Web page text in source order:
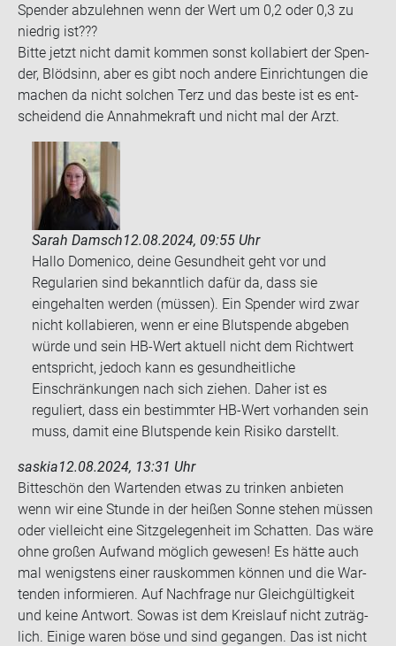
Spen­der ab­zu­leh­nen wenn der Wert um 0,2 oder 0,3 zu
nied­rig ist???
Bitte jetzt nicht damit kom­men sonst kol­la­biert der Spen­
der, Blöd­sinn, aber es gibt noch an­de­re Ein­rich­tun­gen die
ma­chen da nicht sol­chen Terz und das beste ist es ent­
schei­dend die An­nah­me­kraft und nicht mal der Arzt.
Sarah Damsch12.08.2024, 09:55 Uhr
Hallo Domenico, deine Gesundheit geht vor und
Regularien sind bekanntlich dafür da, dass sie
eingehalten werden (müssen). Ein Spender wird zwar
nicht kollabieren, wenn er eine Blutspende abgeben
würde und sein HB-Wert aktuell nicht dem Richtwert
entspricht, jedoch kann es gesundheitliche
Einschränkungen nach sich ziehen. Daher ist es
reguliert, dass ein bestimmter HB-Wert vorhanden sein
muss, damit eine Blutspende kein Risiko darstellt.
saskia12.08.2024, 13:31 Uhr
Bit­te­schön den War­ten­den etwas zu trin­ken an­bie­ten
wenn wir eine Stun­de in der hei­ßen Sonne ste­hen müs­sen
oder viel­leicht eine Sitz­ge­le­gen­heit im Schat­ten. Das wäre
ohne gro­ßen Auf­wand mög­lich ge­we­sen! Es hätte auch
mal we­nigs­tens einer raus­kom­men kön­nen und die War­
ten­den in­for­mie­ren. Auf Nach­fra­ge nur Gleich­gül­tig­keit
und keine Ant­wort. Sowas ist dem Kreis­lauf nicht zu­träg­
lich. Ei­ni­ge waren böse und sind ge­gan­gen. Das ist nicht